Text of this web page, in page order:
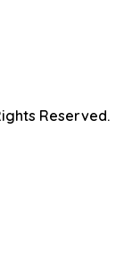
Reserved.